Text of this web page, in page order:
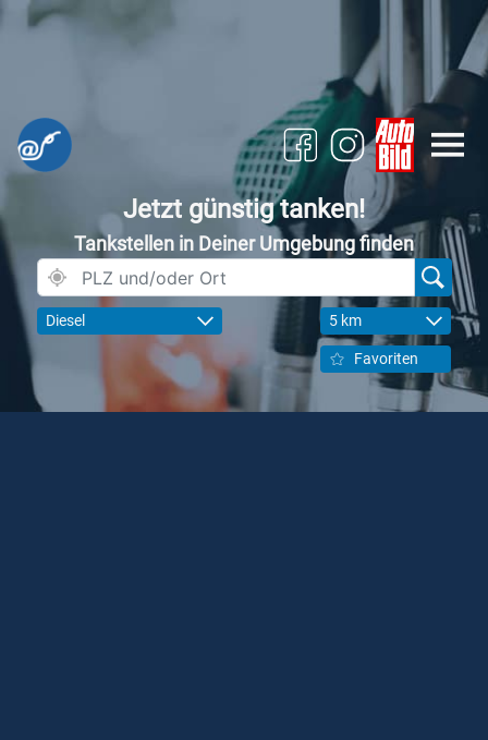
Jetzt günstig tanken!
Tankstellen in Deiner Umgebung finden
Diesel 5 km
Favoriten